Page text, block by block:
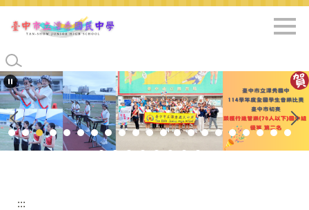
跳
到
要
內
容
區
:::